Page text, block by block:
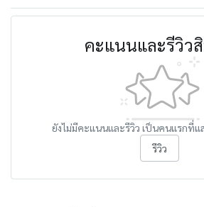
คะแนนและรีวิว
ยังไม่มีคะแนนและรีวิว เป็นคนแรกที่แ
รีวิว